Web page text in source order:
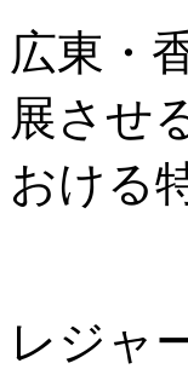
広東・
展させ
おける
レジャ